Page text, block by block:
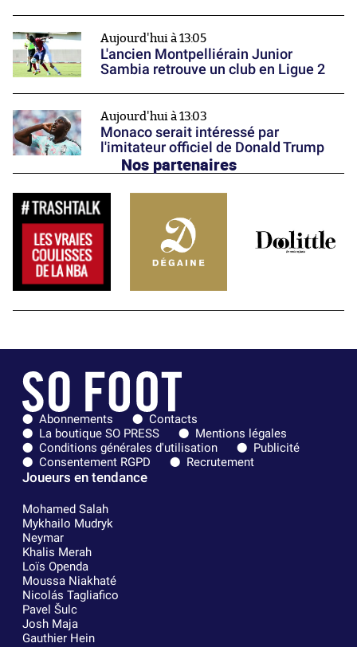
Aujourd'hui à 13:05
L'ancien Montpelliérain Junior
Sambia retrouve un club en Ligue 2
Aujourd'hui à 13:03
Monaco serait intéressé par
l'imitateur officiel de Donald Trump
Nos partenaires
Abonnements
Contacts
La boutique SO PRESS
Mentions légales
Conditions générales d'utilisation
Publicité
Consentement RGPD
Recrutement
Joueurs en tendance
Mohamed Salah
Mykhailo Mudryk
Neymar
Khalis Merah
Loïs Openda
Moussa Niakhaté
Nicolás Tagliafico
Pavel Šulc
Josh Maja
Gauthier Hein